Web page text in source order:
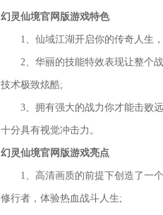
幻灵仙境官网版游戏特色
1、仙域江湖开启你的传奇人生，
2、华丽的技能特效表现让整个战
技术极致炫酷;
3、拥有强大的战力你才能击败远
十分具有视觉冲击力。
幻灵仙境官网版游戏亮点
1、高清画质的前提下创造了一个
修行者，体验热血战斗人生;